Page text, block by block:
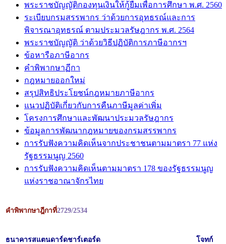
พระราชบัญญัติกองทุนเงินให้กู้ยืมเพื่อการศึกษา พ.ศ. 2560
ระเบียบกรมสรรพากร ว่าด้วยการอุทธรณ์และการ
พิจารณาอุทธรณ์ ตามประมวลรัษฎากร พ.ศ. 2564
พระราชบัญญัติ ว่าด้วยวิธีปฏิบัติการภาษีอากรฯ
ข้อหารือภาษีอากร
คำพิพากษาฏีกา
กฎหมายออกใหม่
สรุปสิทธิประโยชน์กฎหมายภาษีอากร
แนวปฏิบัติเกี่ยวกับการคืนภาษีมูลค่าเพิ่ม
โครงการศึกษาและพัฒนาประมวลรัษฎากร
ข้อมูลการพัฒนากฎหมายของกรมสรรพากร
การรับฟังความคิดเห็นจากประชาชนตามมาตรา 77 แห่ง
รัฐธรรมนูญ 2560
การรับฟังความคิดเห็นตามมาตรา 178 ของรัฐธรรมนูญ
แห่งราชอาณาจักรไทย
คำพิพากษาฎีกาที่2729/2534
ธนาคารสแตนดาร์ดชาร์เตอร์ด โจทก์